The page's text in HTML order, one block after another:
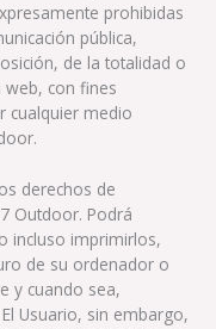
prohibidas
pública,
de la totalidad o
con fines
cualquier medio
derechos de
Outdoor. Podrá
incluso imprimirlos,
de su ordenador o
y cuando sea,
Usuario, sin embargo,